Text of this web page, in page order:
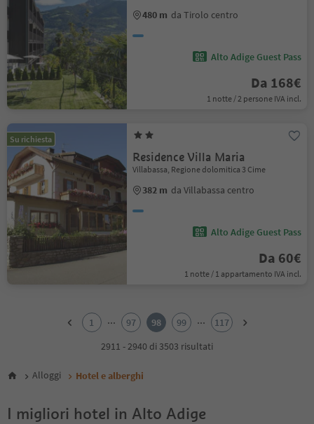
480 m da Tirolo centro
Alto Adige Guest Pass
Da 168€
1 notte / 2 persone IVA incl.
Su richiesta
Residence Villa Maria
Villabassa, Regione dolomitica 3 Cime
382 m da Villabassa centro
Alto Adige Guest Pass
Da 60€
1 notte / 1 appartamento IVA incl.
6
1 ... 97 98 99 ...
117
2911 - 2940 di 3503 risultati
Alloggi Hotel e alberghi
I migliori hotel in Alto Adige